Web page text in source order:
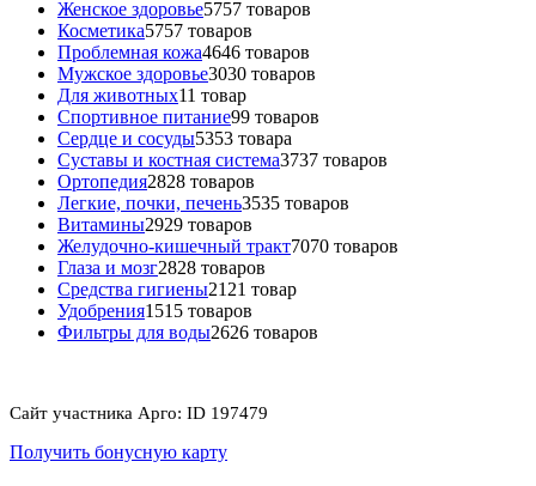
Женское здоровье5757 товаров
Косметика5757 товаров
Проблемная кожа4646 товаров
Мужское здоровье3030 товаров
Для животных11 товар
Спортивное питание99 товаров
Сердце и сосуды5353 товара
Суставы и костная система3737 товаров
Ортопедия2828 товаров
Легкие, почки, печень3535 товаров
Витамины2929 товаров
Желудочно-кишечный тракт7070 товаров
Глаза и мозг2828 товаров
Средства гигиены21 21 товар
Удобрения1515 товаров
Фильтры для воды2626 товаров
Сайт участника Арго: ID 197479
Получить бонусную карту